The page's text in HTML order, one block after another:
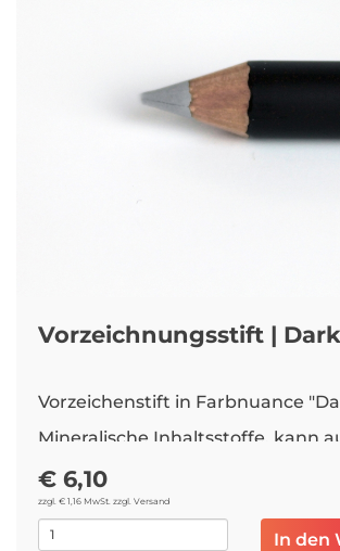
Vorzeichnungsstift |
Vorzeichenstift in Farbnuance
Mineralische Inhaltsstoffe, kann
Empfehlung: Zum Anspitzen
Anspitzklingen verwenden
€ 6,10
zzgl. € 1,16 MwSt. zzgl. Versand
In den